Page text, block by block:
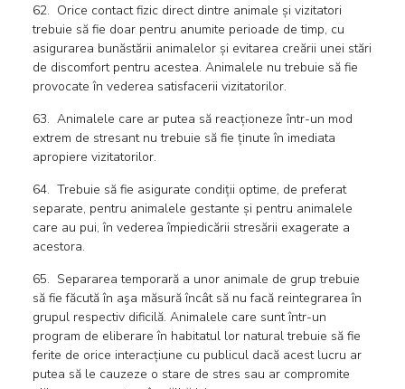
62. Orice contact fizic direct dintre animale și vizitatori
trebuie să fie doar pentru anumite perioade de timp, cu
asigurarea bunăstării animalelor și evitarea creării unei stări
de discomfort pentru acestea. Animalele nu trebuie să fie
provocate în vederea satisfacerii vizitatorilor.
63. Animalele care ar putea să reacționeze într-un mod
extrem de stresant nu trebuie să fie ținute în imediata
apropiere vizitatorilor.
64. Trebuie să fie asigurate condiții optime, de preferat
separate, pentru animalele gestante și pentru animalele
care au pui, în vederea împiedicării stresării exagerate a
acestora.
65. Separarea temporară a unor animale de grup trebuie
să fie făcută în aşa măsură încât să nu facă reintegrarea în
grupul respectiv dificilă. Animalele care sunt într-un
program de eliberare în habitatul lor natural trebuie să fie
ferite de orice interacțiune cu publicul dacă acest lucru ar
putea să le cauzeze o stare de stres sau ar compromite